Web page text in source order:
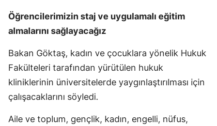
Öğrencilerimizin staj ve uygulamalı eğitim
almalarını sağlayacağız
Bakan Göktaş, kadın ve çocuklara yönelik Hukuk
Fakülteleri tarafından yürütülen hukuk
kliniklerinin üniversitelerde yaygınlaştırılması için
çalışacaklarını söyledi.
Aile ve toplum, gençlik, kadın, engelli, nüfus,